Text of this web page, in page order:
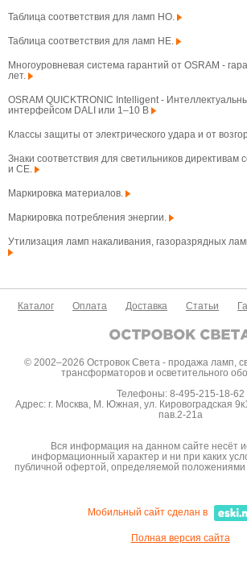
Таблица соответствия для ламп HO.
Таблица соответствия для ламп HE.
Многоуровневая система гарантий от OSRAM -
лет.
OSRAM QUICKTRONIC Intelligent -
интерфейсом DALI или 1–10 В
Классы защиты от электрического удара и от
Знаки соответствия для светильников директивам
и CE.
Маркировка материалов.
Маркировка потребления энергии.
Утилизация ламп накаливания, газоразрядных
Каталог Оплата Доставка Статьи
© 2002–2026 Островок Света - продажа ламп,
трансформаторов и осветительного
Телефоны: 8-495-215-18-62
Адрес: г. Москва, М. Южная, ул. Кировоградская
пав.2-21а
Вся информация на данном сайте несёт
информационный характер и ни при каких
публичной офертой, определяемой
Мобильный сайт сделан в
Полная версия сайта